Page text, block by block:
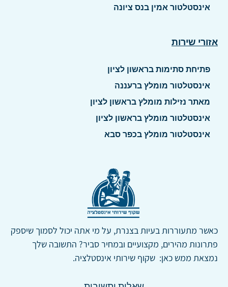
אינסטלטור אמין בנס ציונה
אזורי שירות
פתיחת סתימות בראשון לציון
אינסטלטור מומלץ ברעננה
מאתר נזילות מומלץ בראשון לציון
אינסטלטור מומלץ בראשון לציון
אינסטלטור מומלץ בכפר סבא
כאשר מתעוררות בעיות בצנרת, על מי אתה יכול לסמוך שיספק
פתרונות מהירים, מקצועיים ובמחיר סביר? התשובה שלך
נמצאת ממש כאן: שקוף שירותי אינסטלציה.